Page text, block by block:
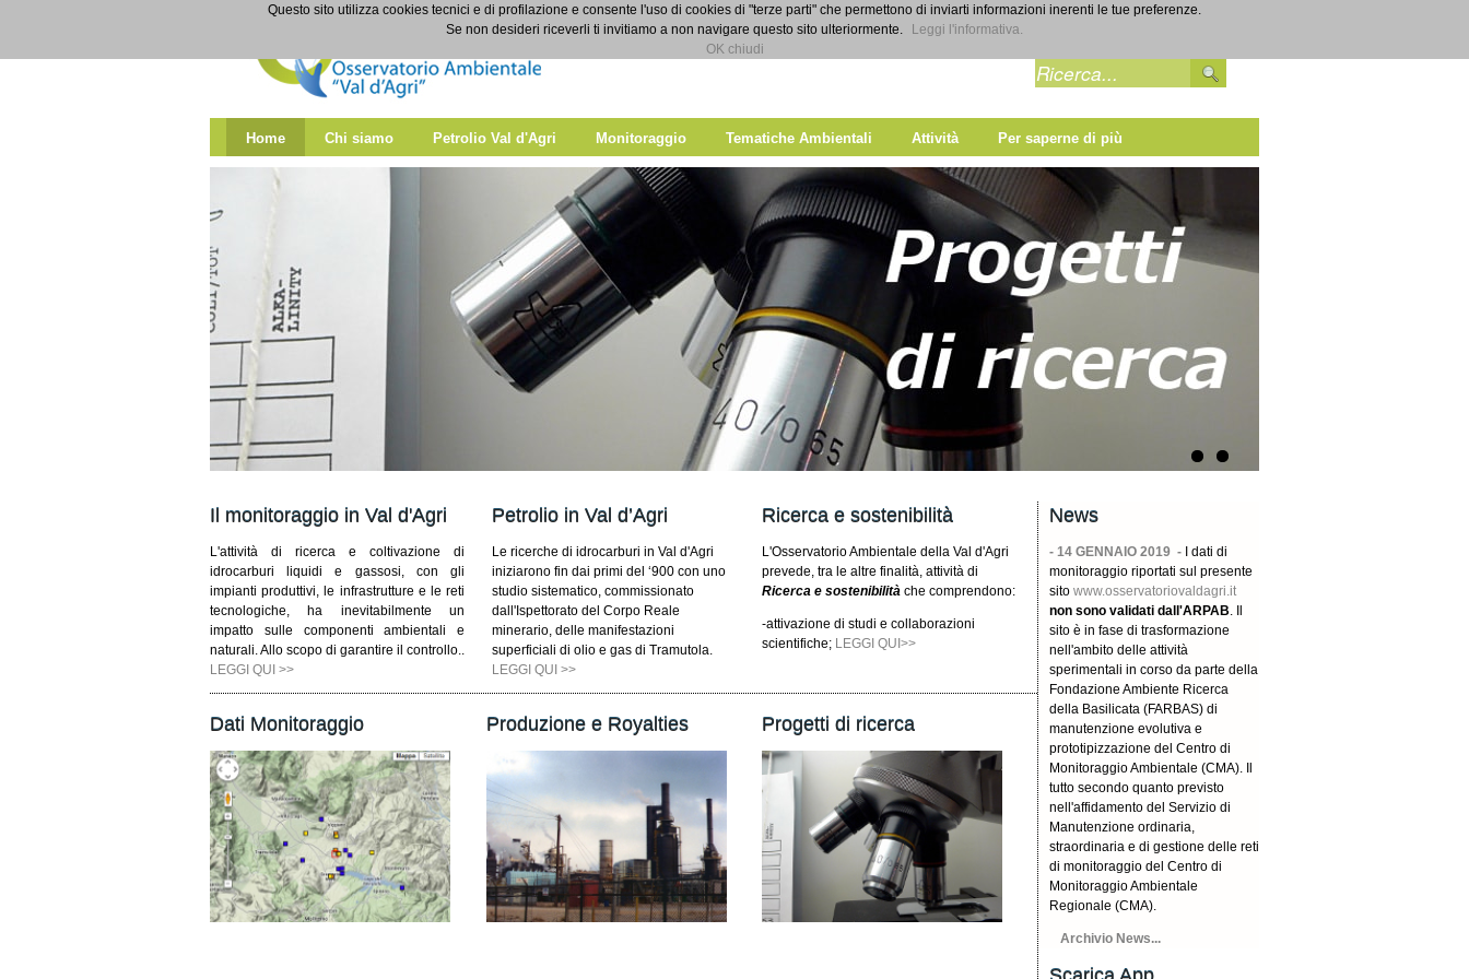
Home
Home Chi siamo Petrolio Val d'Agri Monitoraggio Tematiche Ambientali Attività Per saperne di più
Il monitoraggio in Val d'Agri
L'attività di ricerca e coltivazione di
idrocarburi liquidi e gassosi, con gli
impianti produttivi, le infrastrutture e le reti
tecnologiche, ha inevitabilmente un
impatto sulle componenti ambientali e
naturali. Allo scopo di garantire il controllo..
LEGGI QUI >>
Petrolio in Val d’Agri
Le ricerche di idrocarburi in Val d'Agri
iniziarono fin dai primi del ‘900 con uno
studio sistematico, commissionato
dall'Ispettorato del Corpo Reale
minerario, delle manifestazioni
superficiali di olio e gas di Tramutola.
LEGGI QUI >>
Ricerca e sostenibilità
L'Osservatorio Ambientale della Val d'Agri
prevede, tra le altre finalità, attività di
Ricerca e sostenibilità che comprendono:
-attivazione di studi e collaborazioni
scientifiche; LEGGI QUI>>
Dati Monitoraggio Produzione e Royalties Progetti di ricerca
News
- 14 GENNAIO 2019 -
I dati di
monitoraggio riportati sul presente
sito www.osservatoriovaldagri.it
non sono validati dall'ARPAB. Il
sito è in fase di trasformazione
nell'ambito delle attività
sperimentali in corso da parte della
Fondazione Ambiente Ricerca
della Basilicata (FARBAS) di
manutenzione evolutiva e
prototipizzazione del Centro di
Monitoraggio Ambientale (CMA). Il
tutto secondo quanto previsto
nell'affidamento del Servizio di
Manutenzione ordinaria,
straordinaria e di gestione delle reti
di monitoraggio del Centro di
Monitoraggio Ambientale
Regionale (CMA).
Archivio News...
Questo sito utilizza cookies tecnici e di profilazione e consente l'uso di cookies di "terze parti" che permettono di inviarti informazioni inerenti le tue preferenze.
Se non desideri riceverli ti invitiamo a non navigare questo sito ulteriormente.
Leggi l'informativa.
OK chiudi